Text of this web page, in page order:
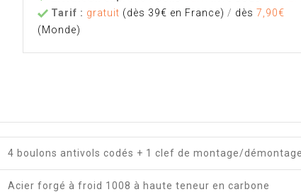
Tarif : gratuit (dès 39€ en France) / dès 7,90€
(Monde)
4 boulons antivols codés + 1 clef de montage/démontage
Acier forgé à froid 1008 à haute teneur en carbone